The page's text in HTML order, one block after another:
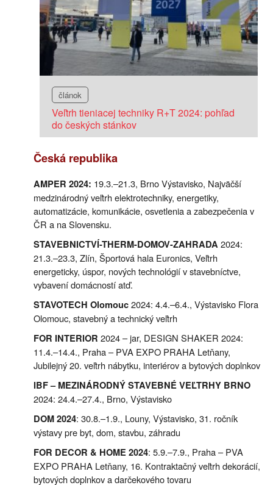
článok
Veľtrh tieniacej techniky R+T 2024: pohľad
do českých stánkov
Česká republika
AMPER 2024: 19.3.–21.3, Brno Výstavisko, Najväčší
medzinárodný veľtrh elektrotechniky, energetiky,
automatizácie, komunikácie, osvetlenia a zabezpečenia v
ČR a na Slovensku.
STAVEBNICTVÍ-THERM-DOMOV-ZAHRADA2024:
21.3.–23.3, Zlín, Športová hala Euronics, Veľtrh
energeticky, úspor, nových technológií v stavebníctve,
vybavení domácností atď.
STAVOTECH Olomouc2024: 4.4.–6.4., Výstavisko Flora
Olomouc, stavebný a technický veľtrh
FOR INTERIOR 2024 – jar, DESIGN SHAKER 2024:
11.4.–14.4., Praha – PVA EXPO PRAHA Letňany,
Jubilejný 20. veľtrh nábytku, interiérov a bytových doplnkov
IBF – MEZINÁRODNÝ STAVEBNÉ VEĽTRHY BRNO
2024: 24.4.–27.4., Brno, Výstavisko
DOM 2024: 30.8.–1.9., Louny, Výstavisko, 31. ročník
výstavy pre byt, dom, stavbu, záhradu
FOR DECOR & HOME 2024: 5.9.–7.9., Praha – PVA
EXPO PRAHA Letňany, 16. Kontraktačný veľtrh dekorácií,
bytových doplnkov a darčekového tovaru